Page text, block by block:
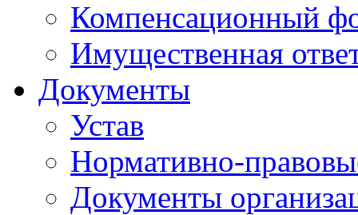
Компенсационный
Имущественная
Документы
Устав
Нормативно-
Документы